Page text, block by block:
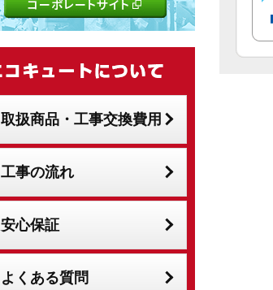
取扱商品・工事交換費用
工事の流れ
安心保証
よくある質問